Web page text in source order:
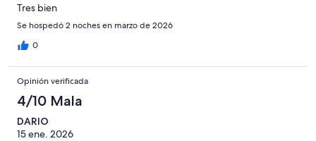
Tres bien
Se hospedó 2 noches en marzo de 2026
0
Opinión verificada
4/10 Mala
DARIO
15 ene. 2026